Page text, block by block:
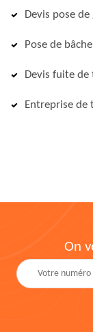
Devis pose
Pose de
Devis fuite
Entreprise
On